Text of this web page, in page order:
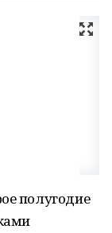
полугодие